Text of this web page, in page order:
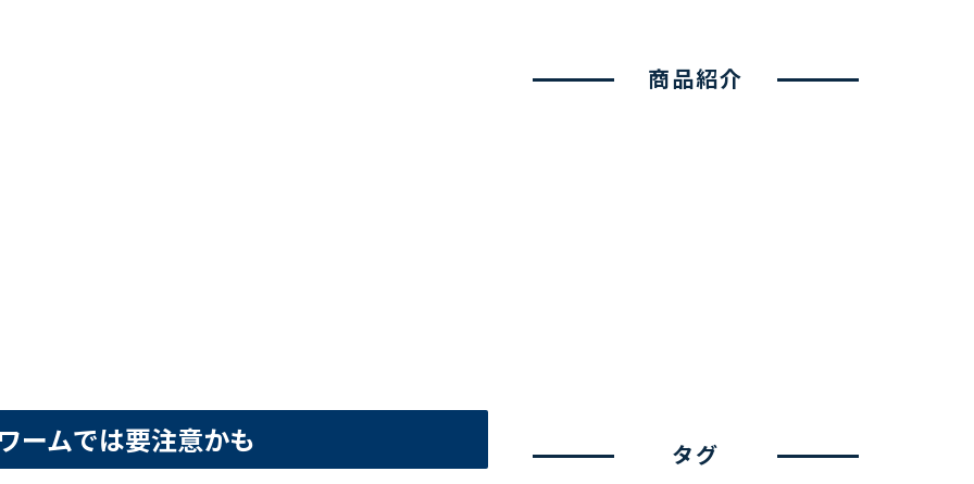
ームでは要注意かも
商品紹介
タグ